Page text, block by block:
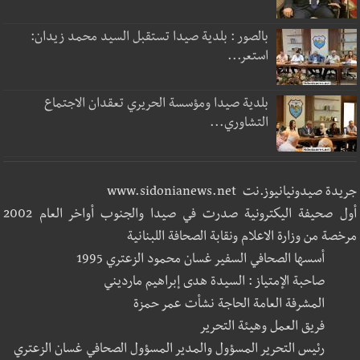
بالصور : بلدية صيدا تستقبل السيد محمد زيدان:
استعر...
بلدية صيدا ومؤسسة الحريري تعقدان الاجتماع
التشاوري...
جريدة صيدونيانيوز.نت www.sidonianews.net
أول صحيفة اليكترونية صدرت في صيدا والجنوب أواخر العام 2002
مرخصة من وزارة الاعلام ونقابة الصحافة اللبنانية
أسسها الصحافي السفير غسان محمود الزعتري 1995
صاحبة الإمتياز : السيدة هدى إبراهيم مارديني
المشرفة العامة الحاجة نشأت عمر حمزة
فريق العمل وهيئة التحرير
رئيس التحرير المسؤول والمدير المسؤول الصحافي غسان الزعتري